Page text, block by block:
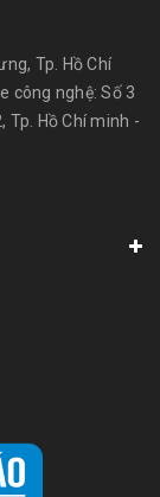
Tp. Hồ Chí
công nghệ: Số 3
Tp. Hồ Chí minh -